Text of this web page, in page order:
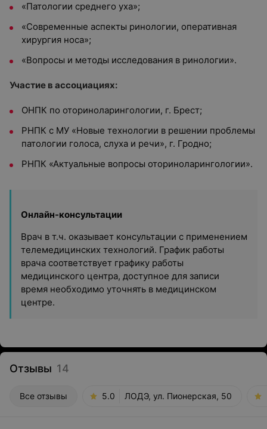
«Патологии среднего уха»;
«Современные аспекты ринологии, оперативная
хирургия носа»;
«Вопросы и методы исследования в ринологии».
Участие в ассоциациях:
ОНПК по оториноларингологии, г. Брест;
РНПК с МУ «Новые технологии в решении проблемы
патологии голоса, слуха и речи», г. Гродно;
РНПК «Актуальные вопросы оториноларингологии».
Онлайн-консультации
Врач в т.ч. оказывает консультации с применением
телемедицинских технологий. График работы
врача соответствует графику работы
медицинского центра, доступное для записи
время необходимо уточнять в медицинском
центре.
Отзывы 14
Все отзывы 5.0 ЛОДЭ, ул. Пионерская, 50